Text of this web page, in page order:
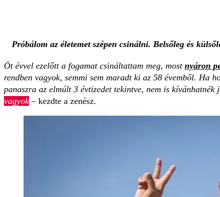
Próbálom az életemet szépen csinálni. Belsőleg és
Öt évvel ezelőtt a fogamat csináltattam meg, most nyáron
rendben vagyok, semmi sem maradt ki az 58 évemből. Ha
panaszra az elmúlt 3 évtizedet tekintve, nem is
vagyok – kezdte a zenész.